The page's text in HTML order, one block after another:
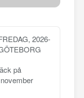
2026-
på